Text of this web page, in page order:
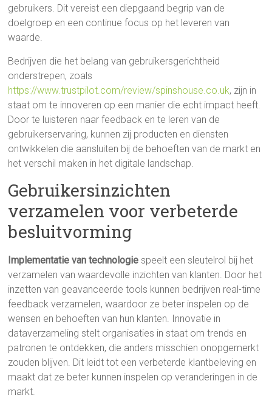
gebruikers. Dit vereist een diepgaand begrip van de
doelgroep en een continue focus op het leveren van
waarde.
Bedrijven die het belang van gebruikersgerichtheid
onderstrepen, zoals
https://www.trustpilot.com/review/spinshouse.co.uk, zijn in
staat om te innoveren op een manier die echt impact heeft.
Door te luisteren naar feedback en te leren van de
gebruikerservaring, kunnen zij producten en diensten
ontwikkelen die aansluiten bij de behoeften van de markt en
het verschil maken in het digitale landschap.
Gebruikersinzichten
verzamelen voor verbeterde
besluitvorming
Implementatie van technologie speelt een sleutelrol bij het
verzamelen van waardevolle inzichten van klanten. Door het
inzetten van geavanceerde tools kunnen bedrijven real-time
feedback verzamelen, waardoor ze beter inspelen op de
wensen en behoeften van hun klanten. Innovatie in
dataverzameling stelt organisaties in staat om trends en
patronen te ontdekken, die anders misschien onopgemerkt
zouden blijven. Dit leidt tot een verbeterde klantbeleving en
maakt dat ze beter kunnen inspelen op veranderingen in de
markt.